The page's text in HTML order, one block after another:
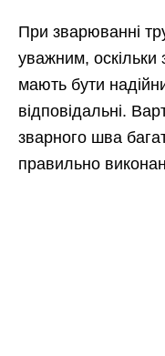
При зварюванні
уважним, оскільки
мають бути
відповідальні.
зварного шва
правильно